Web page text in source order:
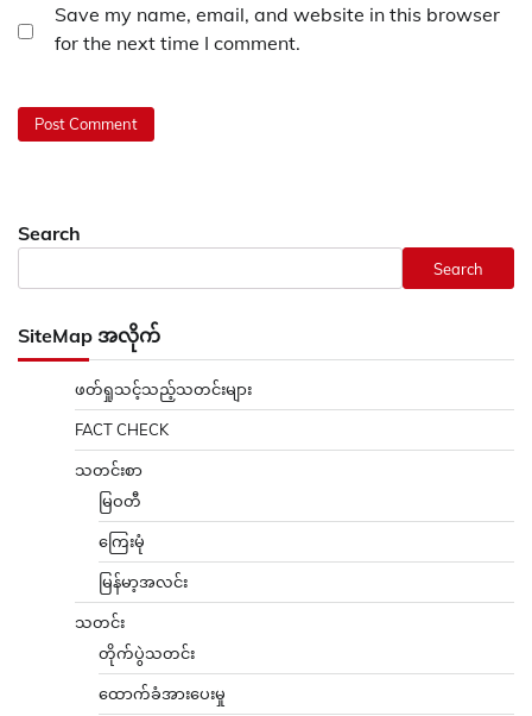
Save my name, email, and website in this browser
for the next time I comment.
Search
Search
SiteMap အလိုက်
ဖတ်ရှုသင့်သည့်သတင်းများ
FACT CHECK
သတင်းစာ
မြဝတီ
ကြေးမုံ
မြန်မာ့အလင်း
သတင်း
တိုက်ပွဲသတင်း
ထောက်ခံအားပေးမှု